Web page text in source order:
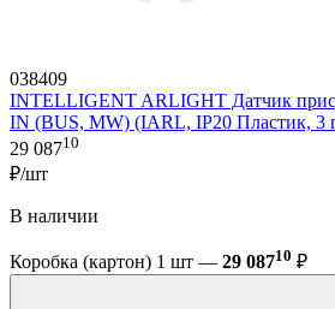
038409
INTELLIGENT ARLIGHT Датчик
IN (BUS, MW) (IARL, IP20 Пластик, 3
29 08710
₽/шт
В наличии
Коробка (картон) 1 шт — 29 08710 ₽